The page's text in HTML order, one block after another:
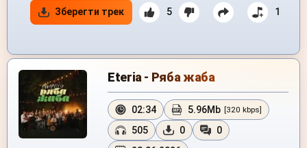
Зберегти трек 5 1
Eteria - Ряба жаба
02:34 5.96Mb [320 kbps]
505 0
0